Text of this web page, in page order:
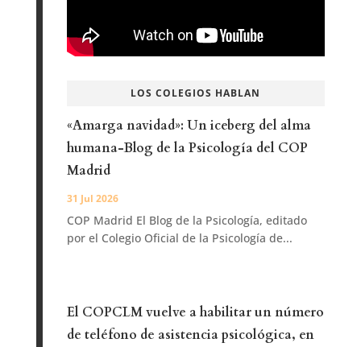
LOS COLEGIOS HABLAN
«Amarga navidad»: Un iceberg del alma
humana-Blog de la Psicología del COP
Madrid
31 Jul 2026
COP Madrid El Blog de la Psicología, editado
por el Colegio Oficial de la Psicología de...
El COPCLM vuelve a habilitar un número
de teléfono de asistencia psicológica, en